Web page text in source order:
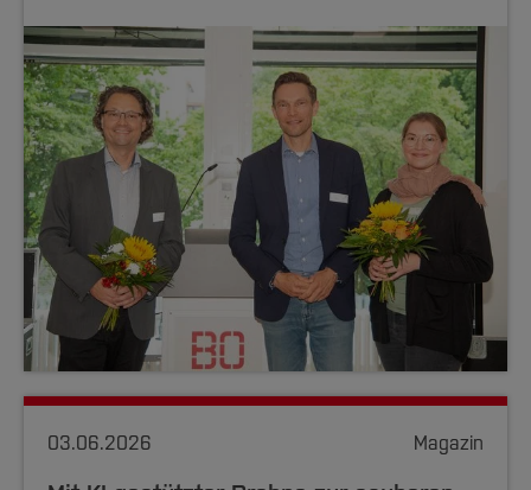
03.06.2026 Magazin